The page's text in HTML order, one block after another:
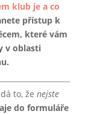
klub je a co
přístup k
které vám
v oblasti
to, že nejste
do formuláře